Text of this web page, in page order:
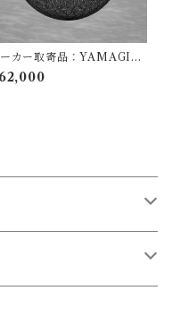
カー取寄品：YAMAGIW
ヤマギワ）/ 321P2910B /
（マユハナ）二